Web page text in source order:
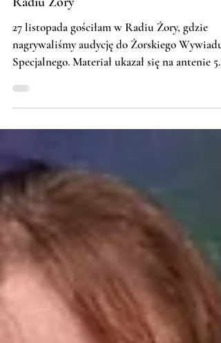
posłuchaj rozmowy ze mną w
Radiu Żory
27 listopada gościłam w Radiu Żory, gdzie
Specjalnego. Materiał ukazał się na antenie 5...